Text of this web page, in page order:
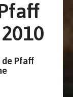
Pfaff